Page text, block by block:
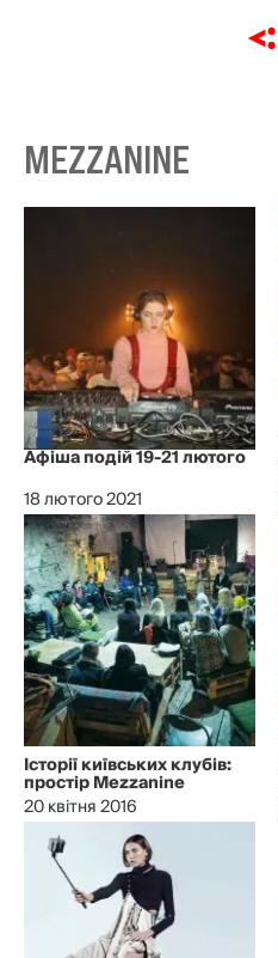
MEZZANINE
Афіша подій 19-21 лютого
18 лютого 2021
Історії київських клубів:
простір Mezzanine
20 квітня 2016